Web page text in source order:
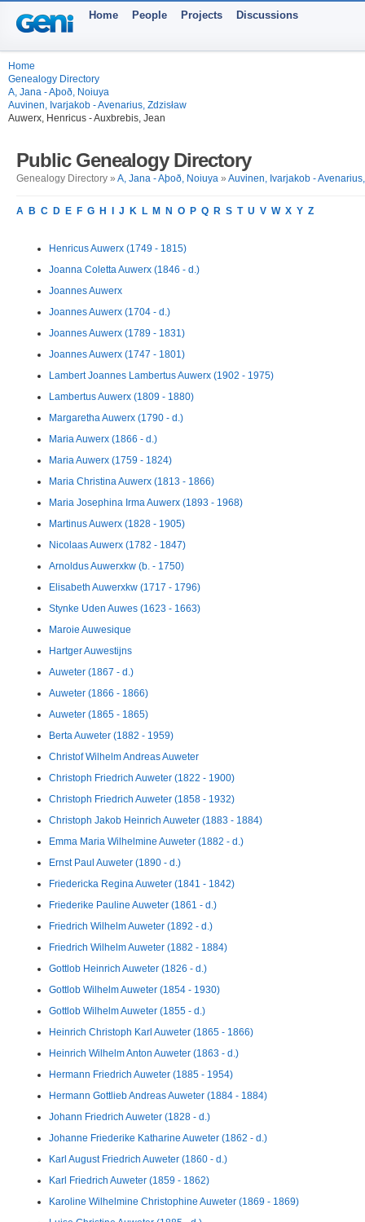
Home People Projects Discussions
Home
Genealogy Directory
A, Jana - Aþoð, Noiuya
Auvinen, Ivarjakob - Avenarius, Zdzisław
Auwerx, Henricus - Auxbrebis, Jean
Public Genealogy Directory
Genealogy Directory » A, Jana - Aþoð, Noiuya » Auvinen, Ivarjakob -
A B C D E F G H J K L M N O P Q R S T U V W X Y Z
Henricus Auwerx (1749 - 1815)
Joanna Coletta Auwerx (1846 - d.)
Joannes Auwerx
Joannes Auwerx (1704 - d.)
Joannes Auwerx (1789 - 1831)
Joannes Auwerx (1747 - 1801)
Lambert Joannes Lambertus Auwerx (1902 - 1975)
Lambertus Auwerx (1809 - 1880)
Margaretha Auwerx (1790 - d.)
Maria Auwerx (1866 - d.)
Maria Auwerx (1759 - 1824)
Maria Christina Auwerx (1813 - 1866)
Maria Josephina Irma Auwerx (1893 - 1968)
Martinus Auwerx (1828 - 1905)
Nicolaas Auwerx (1782 - 1847)
Arnoldus Auwerxkw (b. - 1750)
Elisabeth Auwerxkw (1717 - 1796)
Stynke Uden Auwes (1623 - 1663)
Maroie Auwesique
Hartger Auwestijns
Auweter (1867 - d.)
Auweter (1866 - 1866)
Auweter (1865 - 1865)
Berta Auweter (1882 - 1959)
Christof Wilhelm Andreas Auweter
Christoph Friedrich Auweter (1822 - 1900)
Christoph Friedrich Auweter (1858 - 1932)
Christoph Jakob Heinrich Auweter (1883 - 1884)
Emma Maria Wilhelmine Auweter (1882 - d.)
Ernst Paul Auweter (1890 - d.)
Friedericka Regina Auweter (1841 - 1842)
Friederike Pauline Auweter (1861 - d.)
Friedrich Wilhelm Auweter (1892 - d.)
Friedrich Wilhelm Auweter (1882 - 1884)
Gottlob Heinrich Auweter (1826 - d.)
Gottlob Wilhelm Auweter (1854 - 1930)
Gottlob Wilhelm Auweter (1855 - d.)
Heinrich Christoph Karl Auweter (1865 - 1866)
Heinrich Wilhelm Anton Auweter (1863 - d.)
Hermann Friedrich Auweter (1885 - 1954)
Hermann Gottlieb Andreas Auweter (1884 - 1884)
Johann Friedrich Auweter (1828 - d.)
Johanne Friederike Katharine Auweter (1862 - d.)
Karl August Friedrich Auweter (1860 - d.)
Karl Friedrich Auweter (1859 - 1862)
Karoline Wilhelmine Christophine Auweter (1869 - 1869)